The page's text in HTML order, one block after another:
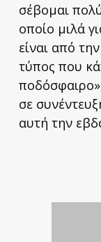
σέβομαι
οποίο μιλά
είναι από
τύπος που
σε
αυτή την